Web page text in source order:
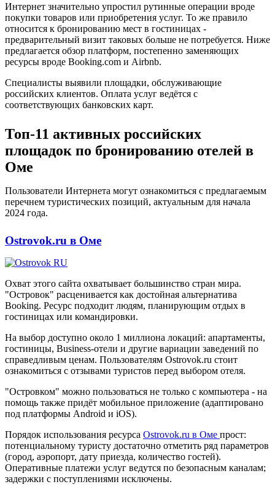
Интернет значительно упростил рутинные операции вроде
покупки товаров или приобретения услуг. То же правило
относится к бронированию мест в гостиницах -
предварительный визит таковых больше не потребуется. Ниже
предлагается обзор платформ, постепенно заменяющих
ресурсы вроде Booking.com и Airbnb.
Специалисты выявили площадки, обслуживающие
российских клиентов. Оплата услуг ведётся с
соответствующих банковских карт.
Топ-11 активных российских
площадок по бронированию отелей в
Оме
Пользователи Интернета могут ознакомиться с предлагаемым
перечнем туристических позиций, актуальным для начала
2024 года.
Ostrovok.ru в Оме
Охват этого сайта охватывает большинство стран мира.
"Островок" расценивается как достойная альтернатива
Booking. Ресурс подходит людям, планирующим отдых в
гостиницах или командировки.
На выбор доступно около 1 миллиона локаций: апартаменты,
гостиницы, Business-отели и другие вариации заведений по
справедливым ценам. Пользователям Ostrovok.ru стоит
ознакомиться с отзывами туристов перед выбором отеля.
"Островком" можно пользоваться не только с компьютера - на
помощь также придёт мобильное приложение (адаптировано
под платформы Android и iOS).
Порядок использования ресурса Ostrovok.ru в Оме прост:
потенциальному туристу достаточно отметить ряд параметров
(город, аэропорт, дату приезда, количество гостей).
Оперативные платежи услуг ведутся по безопасным каналам;
задержки с поступлениями исключены.